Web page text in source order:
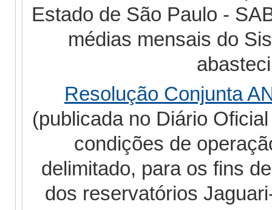
Estado de São Paulo -
médias mensais do
Resolução Conjunta
(publicada no Diário
condições de
delimitado, para os fins
dos reservatórios